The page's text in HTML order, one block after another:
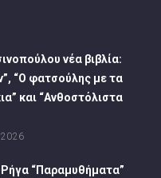
νέα βιβλία:
“Ο φατσούλης με τα
και “Ανθοστόλιστα
“Παραμυθήματα”